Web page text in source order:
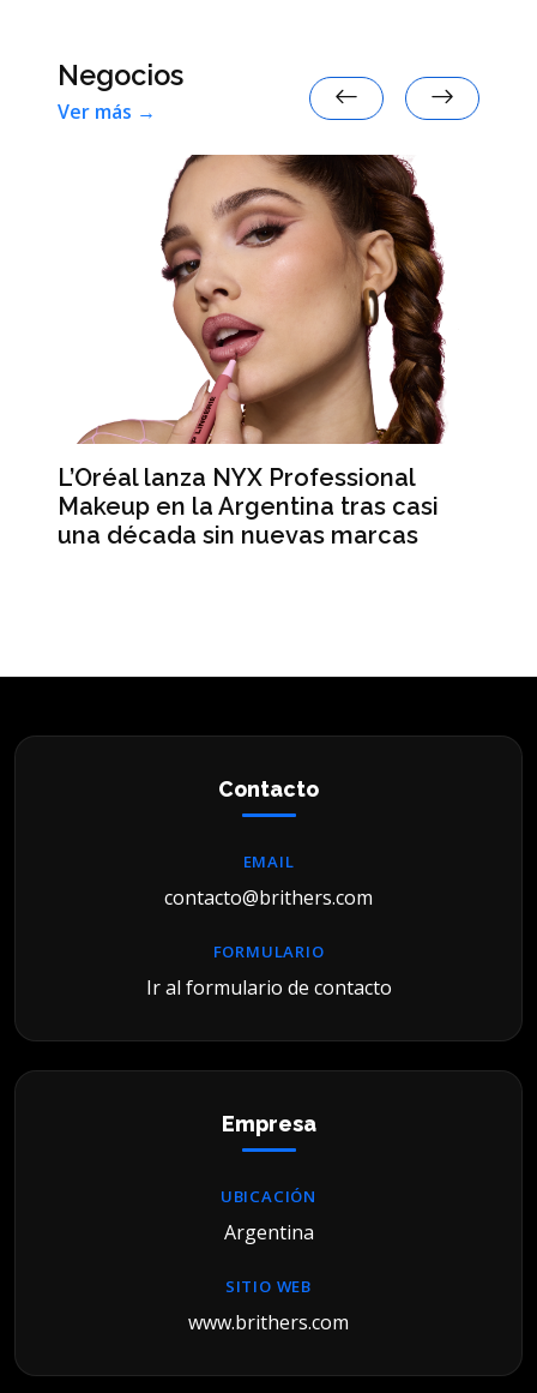
Negocios
Ver más →
L’Oréal lanza NYX Professional
Makeup en la Argentina tras casi
una década sin nuevas marcas
Contacto
EMAIL
contacto@brithers.com
FORMULARIO
Ir al formulario de contacto
Empresa
UBICACIÓN
Argentina
SITIO WEB
www.brithers.com